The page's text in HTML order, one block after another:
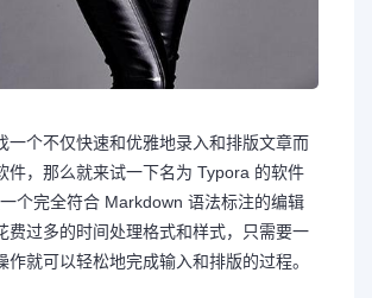
一个不仅快速和优雅地录入和排版文章而
件，那么就来试一下名为 Typora 的软件
个完全符合 Markdown 语法标注的编辑
费过多的时间处理格式和样式，只需要一
作就可以轻松地完成输入和排版的过程。